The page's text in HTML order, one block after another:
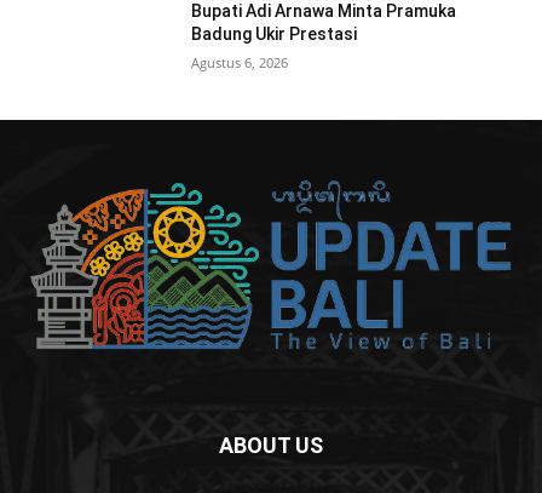
Bupati Adi Arnawa Minta Pramuka
Badung Ukir Prestasi
Agustus 6, 2026
ABOUT US